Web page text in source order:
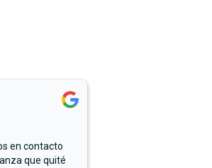
en contacto
que quité